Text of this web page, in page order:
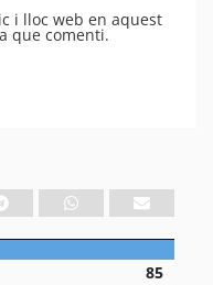
i lloc web en aquest
que comenti.
85